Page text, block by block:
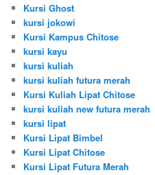
Kursi Ghost
kursi jokowi
Kursi Kampus Chitose
kursi kayu
kursi kuliah
kursi kuliah futura merah
Kursi Kuliah Lipat Chitose
kursi kuliah new futura merah
kursi lipat
Kursi Lipat Bimbel
Kursi Lipat Chitose
Kursi Lipat Futura Merah